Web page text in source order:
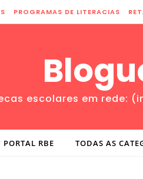
PROGRAMAS DE LITERACIAS
escolares em rede:
PORTAL RBE TODAS AS